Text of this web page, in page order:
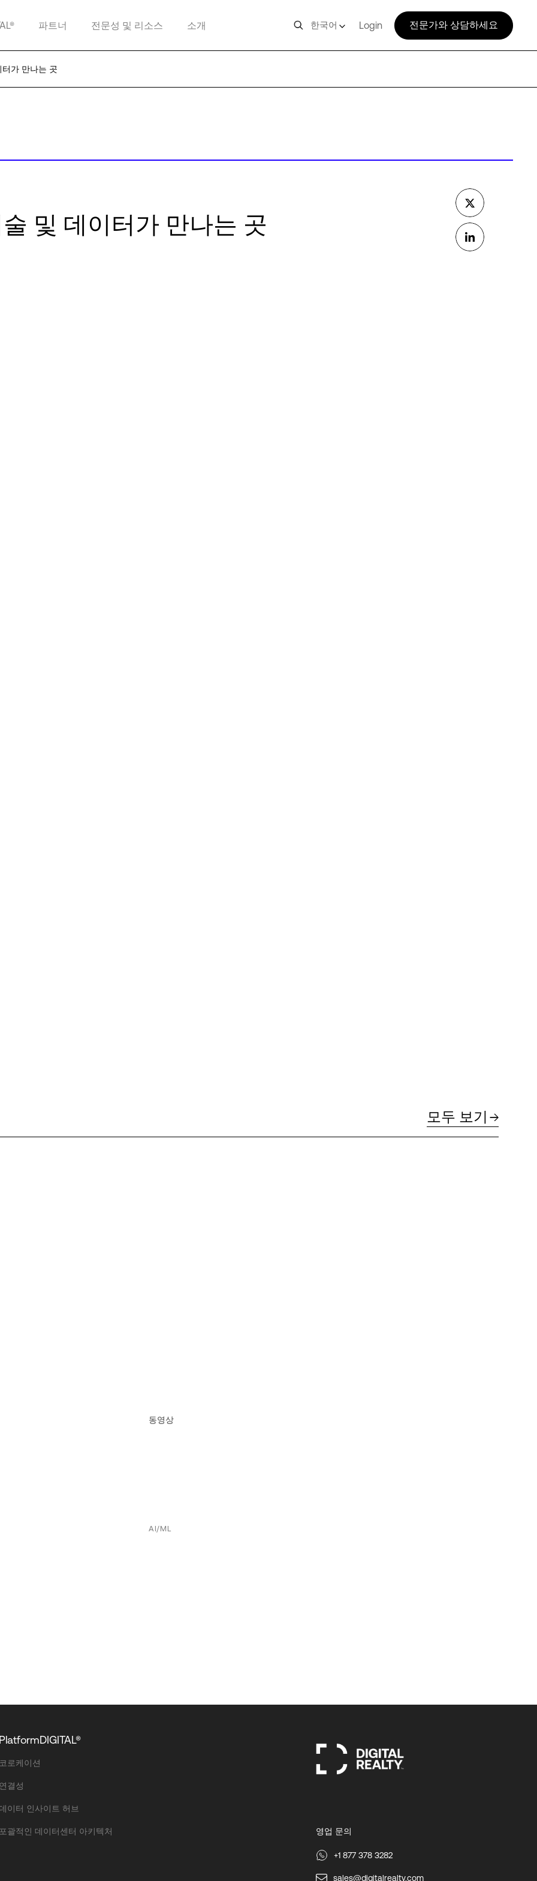
파트너 전문성 및 리소스 소개 한국어 Login 전문가와 상담하세요
가 만나는 곳
및 데이터가 만나는 곳
모두 보기
동영상
AI/ML
PlatformDIGITAL®
코로케이션
연결성
이터 인사이트 허브
포괄적인 데이터센터 아키텍처 영업 문의
+1 877 378 3282
sales@digitalrealty.com